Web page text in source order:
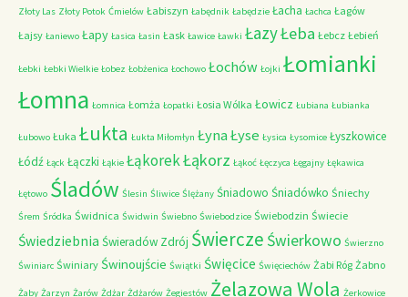
Złoty Las Złoty Potok Ćmielów Łabiszyn Łabędnik Łabędzie Łacha Łachca Łagów
Łajsy Łaniewo Łapy Łasica Łasin Łask Ławice Ławki ŁazyŁeba Łebcz Łebień
Łebki Łebki Wielkie Łobez Łobżenica Łochowo Łochów Łojki Łomianki
Łomna Łomnica Łomża Łopatki Łosia Wólka Łowicz Łubiana Łubianka
Łubowo Łuka Łukta Łukta Miłomłyn ŁynaŁyse Łysica Łysomice Łyszkowice
Łódź Łąck Łączki Łąkie ŁąkorekŁąkorz Łąkoć Łęczyca Łęgajny Łękawica
Łętowo Śladów Ślesin Śliwice Ślężany Śniadowo Śniadówko Śniechy
Śrem Śródka Świdnica Świdwin Świebno Świebodzice Świebodzin Świecie
Świedziebnia Świeradów Zdrój Świercze Świerkowo Świerzno
Świniarc Świniary Świnoujście Świątki Święcice Święciechów Żabi Róg Żabno
Żaby Żarzyn Żarów Żdżar Żdżarów Żegiestów Żelazowa Wola Żerkowice